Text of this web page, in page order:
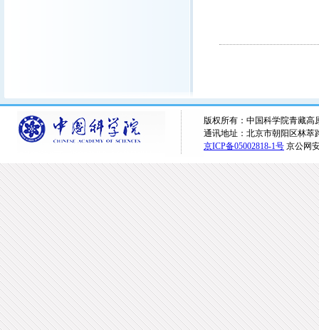
版权所有：中国科学院青藏高
通讯地址：北京市朝阳区林萃
京ICP备05002818-1号 京公网